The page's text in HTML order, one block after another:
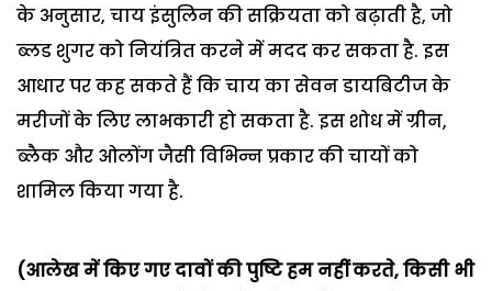
के अनुसार, चाय इंसुलिन की सक्रियता को बढ़ाती है, जो
ब्लड शुगर को नियंत्रित करने में मदद कर सकता है. इस
आधार पर कह सकते हैं कि चाय का सेवन डायबिटीज के
मरीजों के लिए लाभकारी हो सकता है. इस शोध में ग्रीन,
ब्लैक और ओलोंग जैसी विभिन्न प्रकार की चायों को
शामिल किया गया है.
(आलेख में किए गए दावों की पुष्टि हम नहीं करते, किसी भी